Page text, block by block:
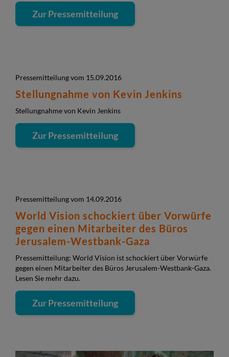
Zur Pressemitteilung
Pressemitteilung vom 15.09.2016
Stellungnahme von Kevin Jenkins
Stellungnahme von Kevin Jenkins
Zur Pressemitteilung
Pressemitteilung vom 14.09.2016
World Vision schockiert über Vorwürfe
gegen einen Mitarbeiter des Büros
Jerusalem-Westbank-Gaza
Pressemitteilung: World Vision ist schockiert über Vorwürfe
gegen einen Mitarbeiter des Büros Jerusalem-Westbank-Gaza.
Lesen Sie mehr dazu.
Zur Pressemitteilung